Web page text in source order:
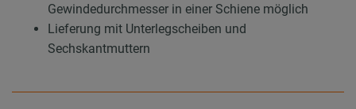
Gewindedurchmesser in einer Schiene möglich
Lieferung mit Unterlegscheiben und
Sechskantmuttern